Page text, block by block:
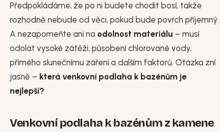
Předpokládáme, že po ni budete chodit bosí, takže
rozhodně nebude od věci, pokud bude povrch příjemný.
A nezapomeňte ani na odolnost materiálu – musí
odolat vysoké zátěži, působení chlorované vody,
přímého slunečnímu záření a dalším faktorů. Otázka zní
jasně – která venkovní podlaha k bazénům je
nejlepší?
Venkovní podlaha k bazénům z kamene